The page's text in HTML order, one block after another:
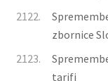
2122.
zbornice
2123.
tarifi